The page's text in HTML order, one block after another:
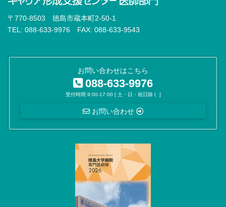
〒770-8503 徳島市蔵本町2-50-1
TEL: 088-633-9976 FAX: 088-633-9543
お問い合わせはこちら
088-633-9976
受付時間 9:00-17:00 [ 土・日・祝日除く ]
お問い合わせ